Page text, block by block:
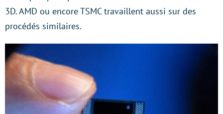
3D. AMD ou encore TSMC travaillent aussi sur des
procédés similaires.